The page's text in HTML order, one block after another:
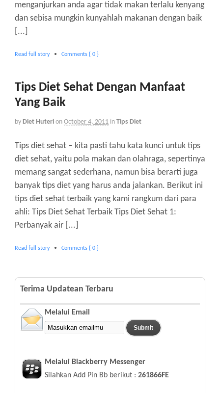
menganjurkan anda agar tidak makan terlalu kenyang
dan sebisa mungkin kunyahlah makanan dengan baik
[...]
Read full story • Comments { 0 }
Tips Diet Sehat Dengan Manfaat
Yang Baik
by Diet Huteri on October 4, 2011 in Tips Diet
Tips diet sehat – kita pasti tahu kata kunci untuk tips
diet sehat, yaitu pola makan dan olahraga, sepertinya
memang sangat sederhana, namun bisa berarti juga
banyak tips diet yang harus anda jalankan. Berikut ini
tips diet sehat terbaik yang kami rangkum dari para
ahli: Tips Diet Sehat Terbaik Tips Diet Sehat 1:
Perbanyak air [...]
Read full story • Comments { 0 }
Terima Updatean Terbaru
Melalui Email
Melalui Blackberry Messenger
Silahkan Add Pin Bb berikut : 261866FE